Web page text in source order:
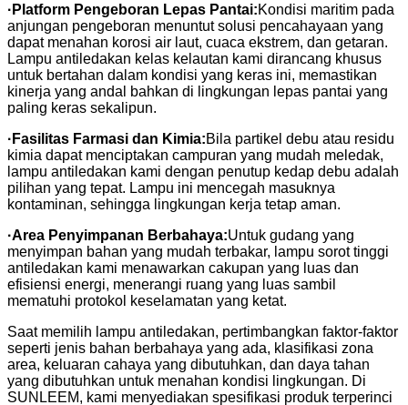
· Platform Pengeboran Lepas Pantai:Kondisi maritim pada
anjungan pengeboran menuntut solusi pencahayaan yang
dapat menahan korosi air laut, cuaca ekstrem, dan getaran.
Lampu antiledakan kelas kelautan kami dirancang khusus
untuk bertahan dalam kondisi yang keras ini, memastikan
kinerja yang andal bahkan di lingkungan lepas pantai yang
paling keras sekalipun.
· Fasilitas Farmasi dan Kimia:Bila partikel debu atau residu
kimia dapat menciptakan campuran yang mudah meledak,
lampu antiledakan kami dengan penutup kedap debu adalah
pilihan yang tepat. Lampu ini mencegah masuknya
kontaminan, sehingga lingkungan kerja tetap aman.
·Area Penyimpanan Berbahaya:Untuk gudang yang
menyimpan bahan yang mudah terbakar, lampu sorot tinggi
antiledakan kami menawarkan cakupan yang luas dan
efisiensi energi, menerangi ruang yang luas sambil
mematuhi protokol keselamatan yang ketat.
Saat memilih lampu antiledakan, pertimbangkan faktor-faktor
seperti jenis bahan berbahaya yang ada, klasifikasi zona
area, keluaran cahaya yang dibutuhkan, dan daya tahan
yang dibutuhkan untuk menahan kondisi lingkungan. Di
SUNLEEM, kami menyediakan spesifikasi produk terperinci